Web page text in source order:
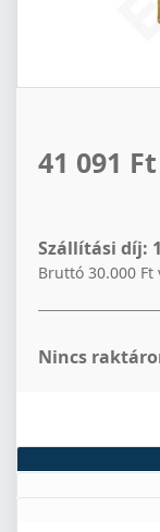
41 091 Ft
Szállítási díj:
Bruttó 30.000
Nincs